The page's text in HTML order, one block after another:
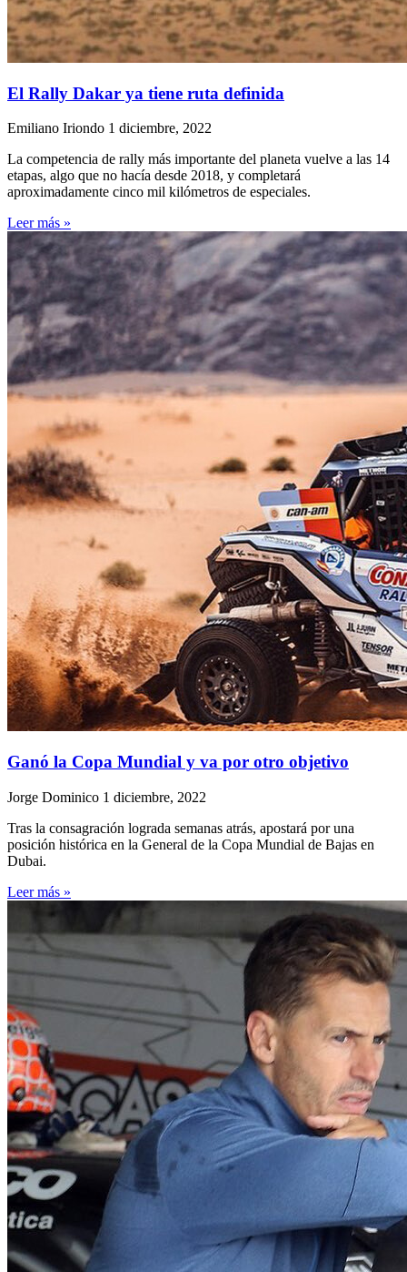
El Rally Dakar ya tiene ruta definida
Emiliano Iriondo 1 diciembre, 2022
La competencia de rally más importante del planeta vuelve a las 14
etapas, algo que no hacía desde 2018, y completará
aproximadamente cinco mil kilómetros de especiales.
Leer más »
Ganó la Copa Mundial y va por otro objetivo
Jorge Dominico 1 diciembre, 2022
Tras la consagración lograda semanas atrás, apostará por una
posición histórica en la General de la Copa Mundial de Bajas en
Dubai.
Leer más »